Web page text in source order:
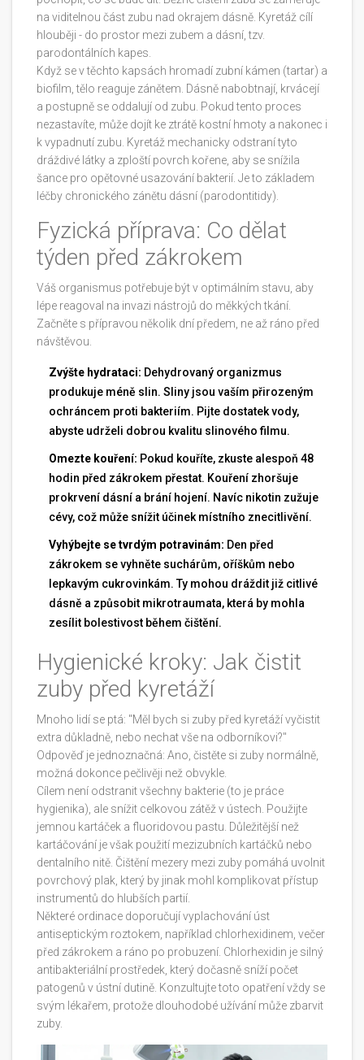
na viditelnou část zubu nad okrajem dásně. Kyretáž cílí
hlouběji - do prostor mezi zubem a dásní, tzv.
parodontálních kapes.
Když se v těchto kapsách hromadí zubní kámen (tartar) a
biofilm, tělo reaguje zánětem. Dásně nabobtnají, krvácejí
a postupně se oddalují od zubu. Pokud tento proces
nezastavíte, může dojít ke ztrátě kostní hmoty a nakonec i
k vypadnutí zubu. Kyretáž mechanicky odstraní tyto
dráždivé látky a zploští povrch kořene, aby se snížila
šance pro opětovné usazování bakterií. Je to základem
léčby chronického zánětu dásní (parodontitidy).
Fyzická příprava: Co dělat
týden před zákrokem
Váš organismus potřebuje být v optimálním stavu, aby
lépe reagoval na invazi nástrojů do měkkých tkání.
Začněte s přípravou několik dní předem, ne až ráno před
návštěvou.
Zvýšte hydrataci: Dehydrovaný organizmus
produkuje méně slin. Sliny jsou vaším přirozeným
ochráncem proti bakteriím. Pijte dostatek vody,
abyste udrželi dobrou kvalitu slinového filmu.
Omezte kouření: Pokud kouříte, zkuste alespoň 48
hodin před zákrokem přestat. Kouření zhoršuje
prokrvení dásní a brání hojení. Navíc nikotin zužuje
cévy, což může snížit účinek místního znecitlivění.
Vyhýbejte se tvrdým potravinám: Den před
zákrokem se vyhněte suchárům, oříškům nebo
lepkavým cukrovinkám. Ty mohou dráždit již citlivé
dásně a způsobit mikrotraumata, která by mohla
zesílit bolestivost během čištění.
Hygienické kroky: Jak čistit
zuby před kyretáží
Mnoho lidí se ptá: "Měl bych si zuby před kyretáží vyčistit
extra důkladně, nebo nechat vše na odborníkovi?"
Odpověď je jednoznačná: Ano, čistěte si zuby normálně,
možná dokonce pečlivěji než obvykle.
Cílem není odstranit všechny bakterie (to je práce
hygienika), ale snížit celkovou zátěž v ústech. Použijte
jemnou kartáček a fluoridovou pastu. Důležitější než
kartáčování je však použití mezizubních kartáčků nebo
dentalního nitě. Čištění mezery mezi zuby pomáhá uvolnit
povrchový plak, který by jinak mohl komplikovat přístup
instrumentů do hlubších partií.
Některé ordinace doporučují vyplachování úst
antiseptickým roztokem, například chlorhexidinem, večer
před zákrokem a ráno po probuzení. Chlorhexidin je silný
antibakteriální prostředek, který dočasně sníží počet
patogenů v ústní dutině. Konzultujte toto opatření vždy se
svým lékařem, protože dlouhodobé užívání může zbarvit
zuby.